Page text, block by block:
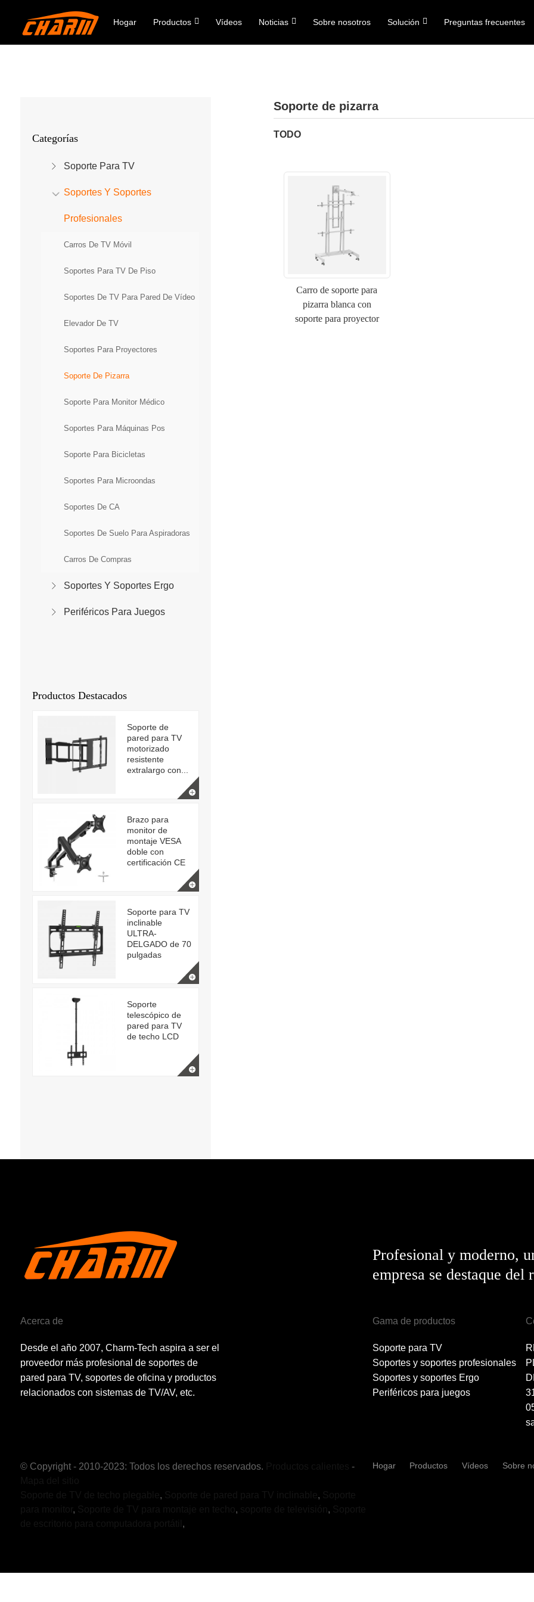
Hogar Productos Vídeos Noticias Sobre nosotros Solución Preguntas frecuentes
Categorías
Soporte Para TV
Soportes Y Soportes
Profesionales
Carros De TV Móvil
Soportes Para TV De Piso
Soportes De TV Para Pared De Vídeo
Elevador De TV
Soportes Para Proyectores
Soporte De Pizarra
Soporte Para Monitor Médico
Soportes Para Máquinas Pos
Soporte Para Bicicletas
Soportes Para Microondas
Soportes De CA
Soportes De Suelo Para Aspiradoras
Carros De Compras
Soportes Y Soportes Ergo
Periféricos Para Juegos
Productos Destacados
Soporte de
pared para TV
motorizado
resistente
extralargo con...
Brazo para
monitor de
montaje VESA
doble con
certificación CE
Soporte para TV
inclinable
ULTRA-
DELGADO de 70
pulgadas
Soporte
telescópico de
pared para TV
de techo LCD
Soporte de pizarra
TODO
Carro de soporte para
pizarra blanca con
soporte para proyector
Profesional y moderno,
empresa se destaque del
Acerca de
Desde el año 2007, Charm-Tech aspira a ser el
proveedor más profesional de soportes de
pared para TV, soportes de oficina y productos
relacionados con sistemas de TV/AV, etc.
Gama de productos
Soporte para TV
Soportes y soportes profesionales
Soportes y soportes Ergo
Periféricos para juegos
© Copyright - 2010-2023: Todos los derechos reservados.
-
, ,
, , ,
,
Hogar Productos Vídeos Sobre